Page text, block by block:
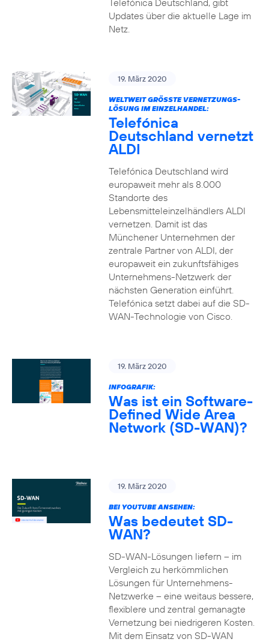
Telefónica Deutschland, gibt
Updates über die aktuelle Lage im
Netz.
19. März 2020
WELTWEIT GRÖSSTE VERNETZUNGS-L
ÖSUNG IM EINZELHANDEL:
Telefónica
Deutschland vernetzt
ALDI
Telefónica Deutschland wird
europaweit mehr als 8.000
Standorte des
Lebensmitteleinzelhändlers ALDI
vernetzen. Damit ist das
Münchener Unternehmen der
zentrale Partner von ALDI, der
europaweit ein zukunftsfähiges
Unternehmens-Netzwerk der
nächsten Generation einführt.
Telefónica setzt dabei auf die SD-
WAN-Technologie von Cisco.
19. März 2020
INFOGRAFIK:
Was ist ein Software-
Defined Wide Area
Network (SD-WAN)?
19. März 2020
BEI YOUTUBE ANSEHEN:
Was bedeutet SD-
WAN?
SD-WAN-Lösungen liefern – im
Vergleich zu herkömmlichen
Lösungen für Unternehmens-
Netzwerke – eine weitaus bessere,
flexiblere und zentral gemanagte
Vernetzung bei niedrigeren Kosten.
Mit dem Einsatz von SD-WAN